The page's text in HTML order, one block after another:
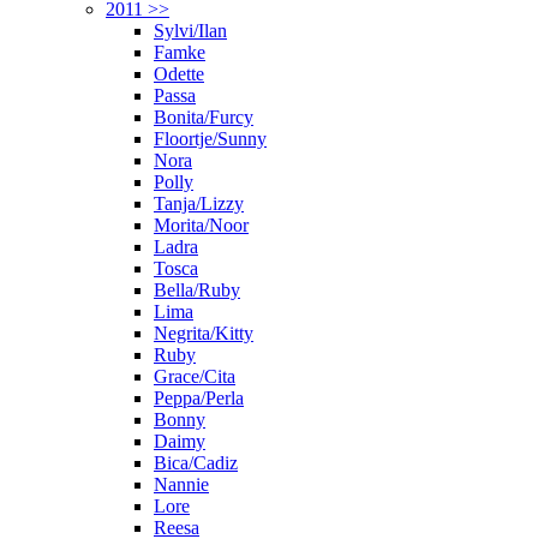
2011 >>
Sylvi/Ilan
Famke
Odette
Passa
Bonita/Furcy
Floortje/Sunny
Nora
Polly
Tanja/Lizzy
Morita/Noor
Ladra
Tosca
Bella/Ruby
Lima
Negrita/Kitty
Ruby
Grace/Cita
Peppa/Perla
Bonny
Daimy
Bica/Cadiz
Nannie
Lore
Reesa